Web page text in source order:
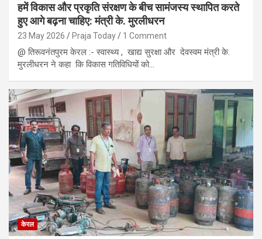
हमें विकास और प्रकृति संरक्षण के बीच सामंजस्य स्थापित करते
हुए आगे बढ़ना चाहिए: मंत्री के. मुरलीधरन
23 May 2026 Praja Today 1 Comment
@ तिरूवनंतपुरम केरल :- स्वास्थ्य , खाद्य सुरक्षा और देवस्वम मंत्री के.
मुरलीधरन ने कहा कि विकास गतिविधियों को…
केरल